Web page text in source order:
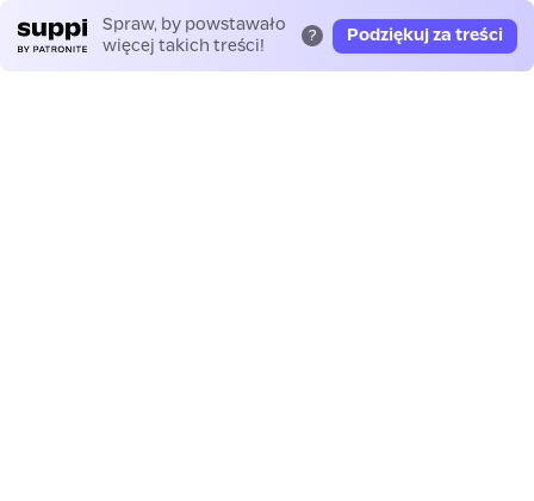
Spraw, by powstawało
więcej takich treści!
? Podziękuj za treści